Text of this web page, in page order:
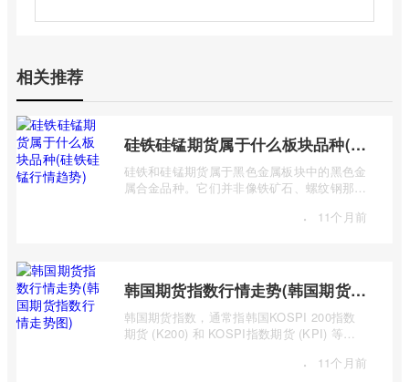
相关推荐
硅铁硅锰期货属于什么板块品种(硅铁硅锰行情趋势)
硅铁和硅锰期货属于黑色金属板块中的黑色金
属合金品种。它们并非像铁矿石、螺纹钢那样
· 11个月前
韩国期货指数行情走势(韩国期货指数行情走势图)
韩国期货指数，通常指韩国KOSPI 200指数
期货 (K200) 和 KOSPI指数期货 (KPI) 等主
· 11个月前